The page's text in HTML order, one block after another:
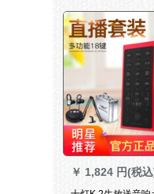
￥ 1,824 円(税